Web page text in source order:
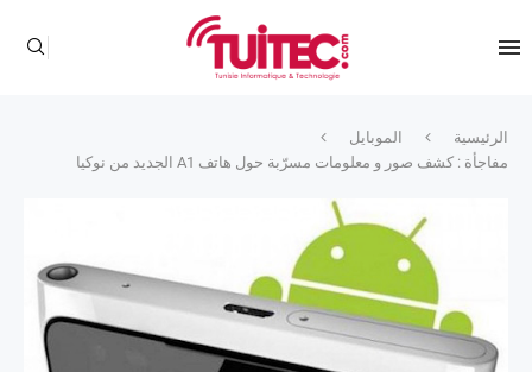
الرئيسية
الموبايل
مفاجأة : كشف صور و معلومات مسرّبة حول هاتف A1 الجديد من نوكيا